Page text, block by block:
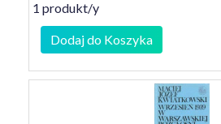
1 produkt/y
Dodaj do Koszyka